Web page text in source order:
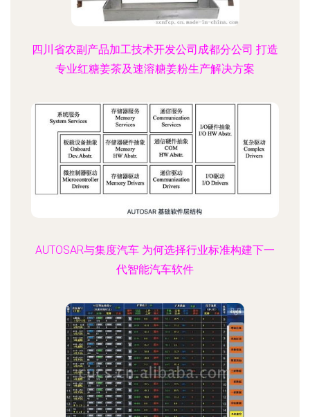
四川省农副产品加工技术开发公司成都分公司 打造
专业红糖姜茶及速溶糖姜粉生产解决方案
AUTOSAR与集度汽车 为何选择行业标准构建下一
代智能汽车软件